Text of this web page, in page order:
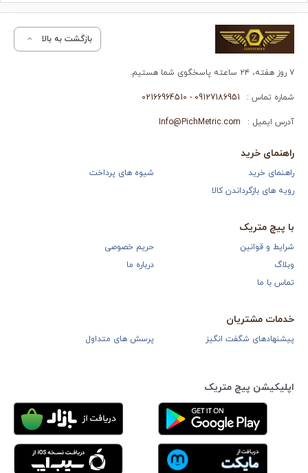
بازگشت به بالا
۷ روز هفته، ۲۴ ساعته پاسخگوی شما هستیم.
شماره تماس : 09127186951 - 02166964510
آدرس ایمیل : Info@PichMetric.com
راهنمای خرید
راهنمای خرید
شیوه های پرداخت
رویه های بازگرداندن کالا
با پیچ متریک
شرایط و قوانین
حریم خصوصی
وبلاگ
درباره ما
تماس با ما
خدمات مشتریان
پیشنهادهای شگفت انگیز پرسش های متداول
اپلیکیشن پیچ متریک